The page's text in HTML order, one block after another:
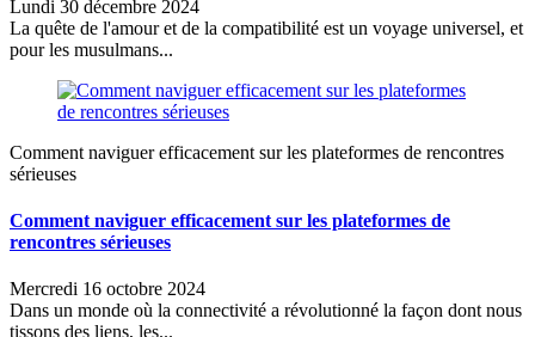
Lundi 30 décembre 2024
La quête de l'amour et de la compatibilité est un voyage universel, et
pour les musulmans...
Comment naviguer efficacement sur les plateformes de rencontres
sérieuses
Comment naviguer efficacement sur les plateformes de
rencontres sérieuses
Mercredi 16 octobre 2024
Dans un monde où la connectivité a révolutionné la façon dont nous
tissons des liens, les...